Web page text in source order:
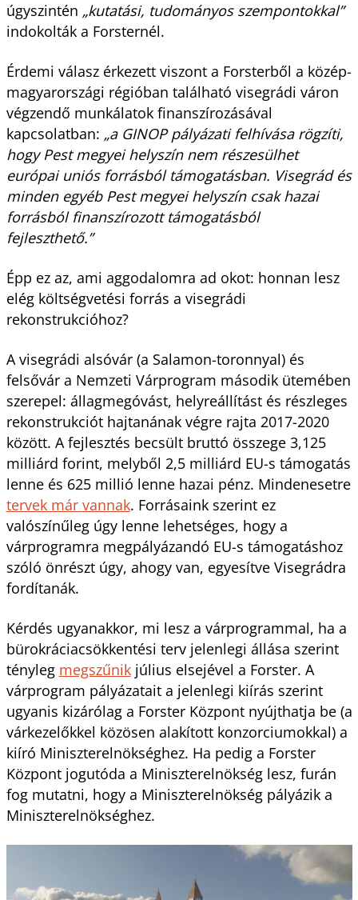
úgyszintén „kutatási, tudományos szempontokkal”
indokolták a Forsternél.
Érdemi válasz érkezett viszont a Forsterből a közép-
magyarországi régióban található visegrádi váron
végzendő munkálatok finanszírozásával
kapcsolatban: „a GINOP pályázati felhívása rögzíti,
hogy Pest megyei helyszín nem részesülhet
európai uniós forrásból támogatásban. Visegrád és
minden egyéb Pest megyei helyszín csak hazai
forrásból finanszírozott támogatásból
fejleszthető.”
Épp ez az, ami aggodalomra ad okot: honnan lesz
elég költségvetési forrás a visegrádi
rekonstrukcióhoz?
A visegrádi alsóvár (a Salamon-toronnyal) és
felsővár a Nemzeti Várprogram második ütemében
szerepel: állagmegóvást, helyreállítást és részleges
rekonstrukciót hajtanának végre rajta 2017-2020
között. A fejlesztés becsült bruttó összege 3,125
milliárd forint, melyből 2,5 milliárd EU-s támogatás
lenne és 625 millió lenne hazai pénz. Mindenesetre
tervek már vannak. Forrásaink szerint ez
valószínűleg úgy lenne lehetséges, hogy a
várprogramra megpályázandó EU-s támogatáshoz
szóló önrészt úgy, ahogy van, egyesítve Visegrádra
fordítanák.
Kérdés ugyanakkor, mi lesz a várprogrammal, ha a
bürokráciacsökkentési terv jelenlegi állása szerint
tényleg megszűnikjúlius elsejével a Forster. A
várprogram pályázatait a jelenlegi kiírás szerint
ugyanis kizárólag a Forster Központ nyújthatja be (a
várkezelőkkel közösen alakított konzorciumokkal) a
kiíró Miniszterelnökséghez. Ha pedig a Forster
Központ jogutóda a Miniszterelnökség lesz, furán
fog mutatni, hogy a Miniszterelnökség pályázik a
Miniszterelnökséghez.